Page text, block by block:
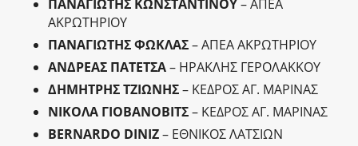
ΠΑΝΑΓΙΩΤΗΣ ΚΩΝΣΤΑΝΤΙΝΟΥ– ΑΠΕΑ
ΑΚΡΩΤΗΡΙΟΥ
ΠΑΝΑΓΙΩΤΗΣ ΦΩΚΛΑΣ– ΑΠΕΑ ΑΚΡΩΤΗΡΙΟΥ
ΑΝΔΡΕΑΣ ΠΑΤΕΤΣΑ– ΗΡΑΚΛΗΣ ΓΕΡΟΛΑΚΚΟΥ
ΔΗΜΗΤΡΗΣ ΤΖΙΩΝΗΣ– ΚΕΔΡΟΣ ΑΓ. ΜΑΡΙΝΑΣ
ΝΙΚΟΛΑ ΓΙΟΒΑΝΟΒΙΤΣ– ΚΕΔΡΟΣ ΑΓ. ΜΑΡΙΝΑΣ
BERNARDO DINIZ– ΕΘΝΙΚΟΣ ΛΑΤΣΙΩΝ